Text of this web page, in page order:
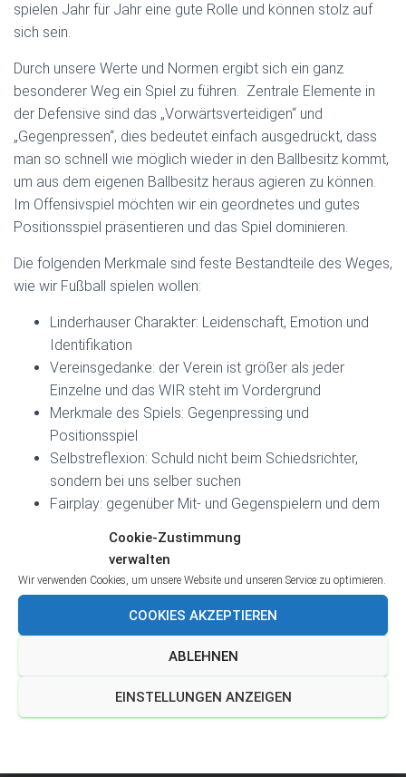
Cookie-Zustimmung
verwalten
Wir verwenden Cookies, um unsere Website und unseren Service zu optimieren.
COOKIES AKZEPTIEREN
ABLEHNEN
EINSTELLUNGEN ANZEIGEN
spielen Jahr für Jahr eine gute Rolle und können stolz auf
sich sein.
Durch unsere Werte und Normen ergibt sich ein ganz
besonderer Weg ein Spiel zu führen. Zentrale Elemente in
der Defensive sind das „Vorwärtsverteidigen“ und
„Gegenpressen“, dies bedeutet einfach ausgedrückt, dass
man so schnell wie möglich wieder in den Ballbesitz kommt,
um aus dem eigenen Ballbesitz heraus agieren zu können.
Im Offensivspiel möchten wir ein geordnetes und gutes
Positionsspiel präsentieren und das Spiel dominieren.
Die folgenden Merkmale sind feste Bestandteile des Weges,
wie wir Fußball spielen wollen:
Linderhauser Charakter: Leidenschaft, Emotion und
Identifikation
Vereinsgedanke: der Verein ist größer als jeder
Einzelne und das WIR steht im Vordergrund
Merkmale des Spiels: Gegenpressing und
Positionsspiel
Selbstreflexion: Schuld nicht beim Schiedsrichter,
sondern bei uns selber suchen
Fairplay: gegenüber Mit- und Gegenspielern und dem
Entwicklung: Erlebnis vor Ergebnis
Mentalität: bedingungsloser Einsatz unabhängig vom
Spielstand und absolute Zielstrebigkeit
Mannschaftsgedanke: jeder stellt seine Qualitäten zu
100% in den Dienst der Mannschaft, egal ob Trainer,
Spieler oder Betreuer
Platz Verantwortung